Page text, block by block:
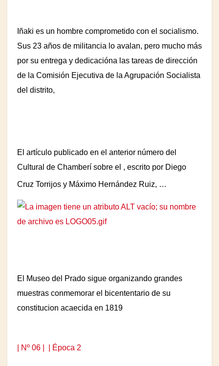
Iñaki es un hombre comprometido con el socialismo.
Sus 23 años de militancia lo avalan, pero mucho más
por su entrega y dedicacióna las tareas de dirección
de la Comisión Ejecutiva de la Agrupación Socialista
del distrito,
El artículo publicado en el anterior número del
Cultural de Chamberí sobre el , escrito por Diego
Cruz Torrijos y Máximo Hernández Ruiz, …
El Museo del Prado sigue organizando grandes
muestras conmemorar el bicententario de su
constitucion acaecida en 1819
| Nº 06 | | Época 2